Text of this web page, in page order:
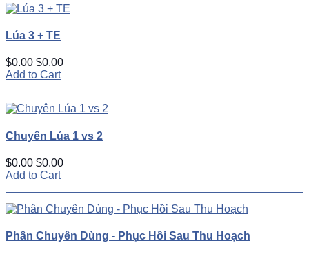
Lúa 3 + TE
$0.00 $0.00
Add to Cart
Chuyên Lúa 1 vs 2
$0.00 $0.00
Add to Cart
Phân Chuyên Dùng - Phục Hồi Sau Thu Hoạch